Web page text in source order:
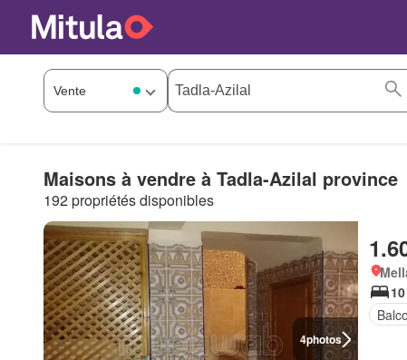
Maisons à vendre à Tadla-Azilal province
192 propriétés disponibles
4photos